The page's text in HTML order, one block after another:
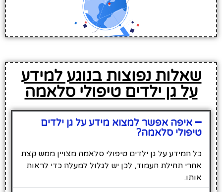
שאלות נפוצות בנוגע למידע
על גן ילדים טיפולי סלאמה
איפה אפשר למצוא מידע על גן ילדים
טיפולי סלאמה?
כל המידע על גן ילדים טיפולי סלאמה מצויין ממש קצת
אחרי תחילת העמוד, לכן יש לגלול למעלה כדי לראות
אותו.